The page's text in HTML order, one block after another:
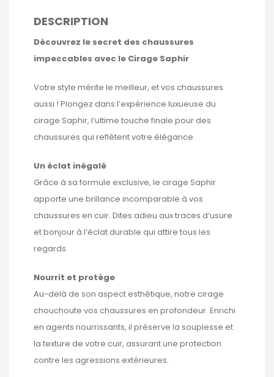
DESCRIPTION
Découvrez le secret des chaussures
impeccables avec le Cirage Saphir
Votre style mérite le meilleur, et vos chaussures
aussi ! Plongez dans l’expérience luxueuse du
cirage Saphir, l’ultime touche finale pour des
chaussures qui reflètent votre élégance.
Un éclat inégalé
Grâce à sa formule exclusive, le cirage Saphir
apporte une brillance incomparable à vos
chaussures en cuir. Dites adieu aux traces d’usure
et bonjour à l’éclat durable qui attire tous les
regards.
Nourrit et protège
Au-delà de son aspect esthétique, notre cirage
chouchoute vos chaussures en profondeur. Enrichi
en agents nourrissants, il préserve la souplesse et
la texture de votre cuir, assurant une protection
contre les agressions extérieures.